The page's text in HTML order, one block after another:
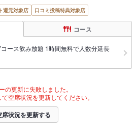
還元対象店 口コミ投稿特典対象店
コース
コース飲み放題 1時間無料で人数分延長
の更新に失敗しました。
空席状況を更新してください。
席状況を更新する